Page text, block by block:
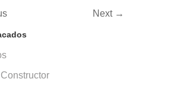
Next →